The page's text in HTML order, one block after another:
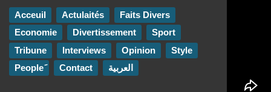
Acceuil Actulaités
Faits Divers
Economie
Divertissement
Sport
Tribune
Interviews Opinion
Style
Contact العربية